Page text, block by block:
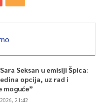
Seksan u emisiji Špica:
opcija, uz rad i
moguće”
21:42